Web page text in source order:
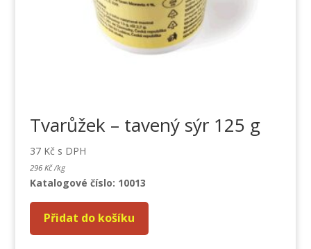
Tvarůžek – tavený sýr 125 g
37 Kč s DPH
296 Kč /kg
Katalogové číslo: 10013
Přidat do košíku